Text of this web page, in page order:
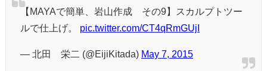
【MAYAで簡単、岩山作成 その9】スカルプトツー
ルで仕上げ。 pic.twitter.com/CT4qRmGUjI
— 北田 栄二 (@EijiKitada) May 7, 2015